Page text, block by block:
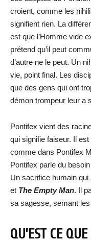
croient, comme les
signifient rien. La
est que l’Homme vide
prétend qu’il peut
d’autre ne le peut. Un
vie, point final. Les
que des gens qui ont
démon trompeur leur a
Pontifex vient des
qui signifie faiseur. Il
comme dans Pontifex
Pontifex parle du
Un sacrifice humain qui
et The Empty Man. Il
sa sagesse, semant
QU’EST CE